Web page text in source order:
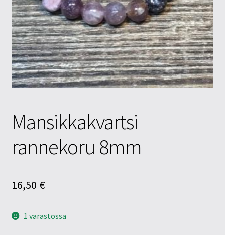
Mansikkakvartsi
rannekoru 8mm
16,50 €
1 varastossa